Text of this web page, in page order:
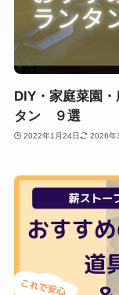
DIY・家庭菜園
タン ９選
2022年1月24日 2026年